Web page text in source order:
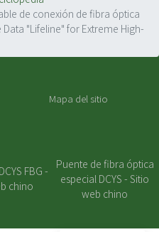
de conexión de fibra óptica
"Lifeline" for Extreme High-
Mapa del sitio
FBG -
chino
Puente de fibra óptica
especial DCYS - Sitio
web chino